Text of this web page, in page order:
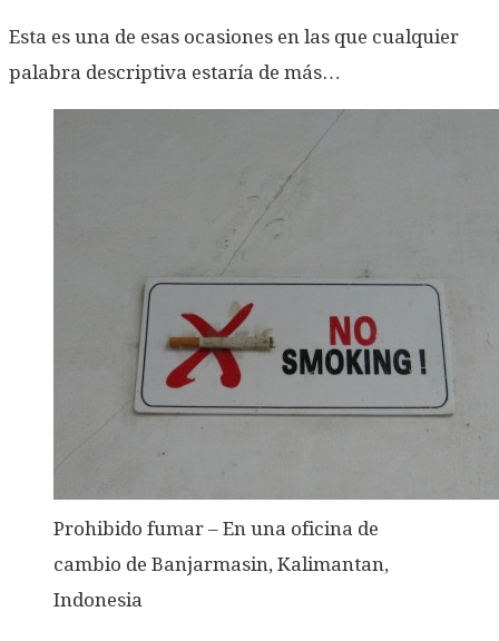
Esta es una de esas ocasiones en las que cualquier
palabra descriptiva estaría de más…
Prohibido fumar – En una oficina de
cambio de Banjarmasin, Kalimantan,
Indonesia